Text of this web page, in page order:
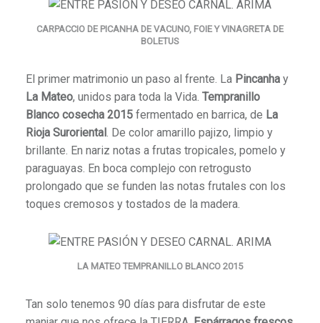
CARPACCIO DE PICANHA DE VACUNO, FOIE Y VINAGRETA DE
BOLETUS
El primer matrimonio un paso al frente. La Pincanhay
La Mateo, unidos para toda la Vida. Tempranillo
Blanco cosecha 2015fermentado en barrica, de La
Rioja Suroriental . De color amarillo pajizo, limpio y
brillante. En nariz notas a frutas tropicales, pomelo y
paraguayas. En boca complejo con retrogusto
prolongado que se funden las notas frutales con los
toques cremosos y tostados de la madera.
LA MATEO TEMPRANILLO BLANCO 2015
Tan solo tenemos 90 días para disfrutar de este